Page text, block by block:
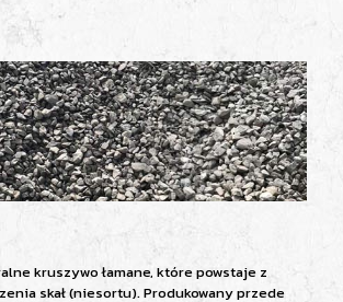
kruszywo łamane, które powstaje z
skał (niesortu). Produkowany przede